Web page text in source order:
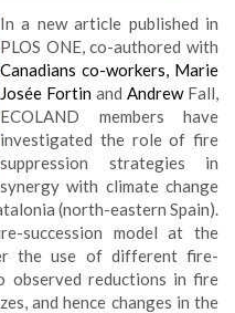
In a new article published in
PLOS ONE, co-authored with
Canadians co-workers, Marie
Josée Fortin and AndrewFall,
ECOLAND members have
investigated the role of fire
suppression strategies in
synergy with climate change
(north-eastern Spain).
succession model at the
the use of different fire-
reductions in fire
and hence changes in the